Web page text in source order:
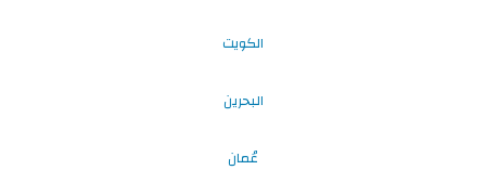
الكويت
البحرين
عُمان